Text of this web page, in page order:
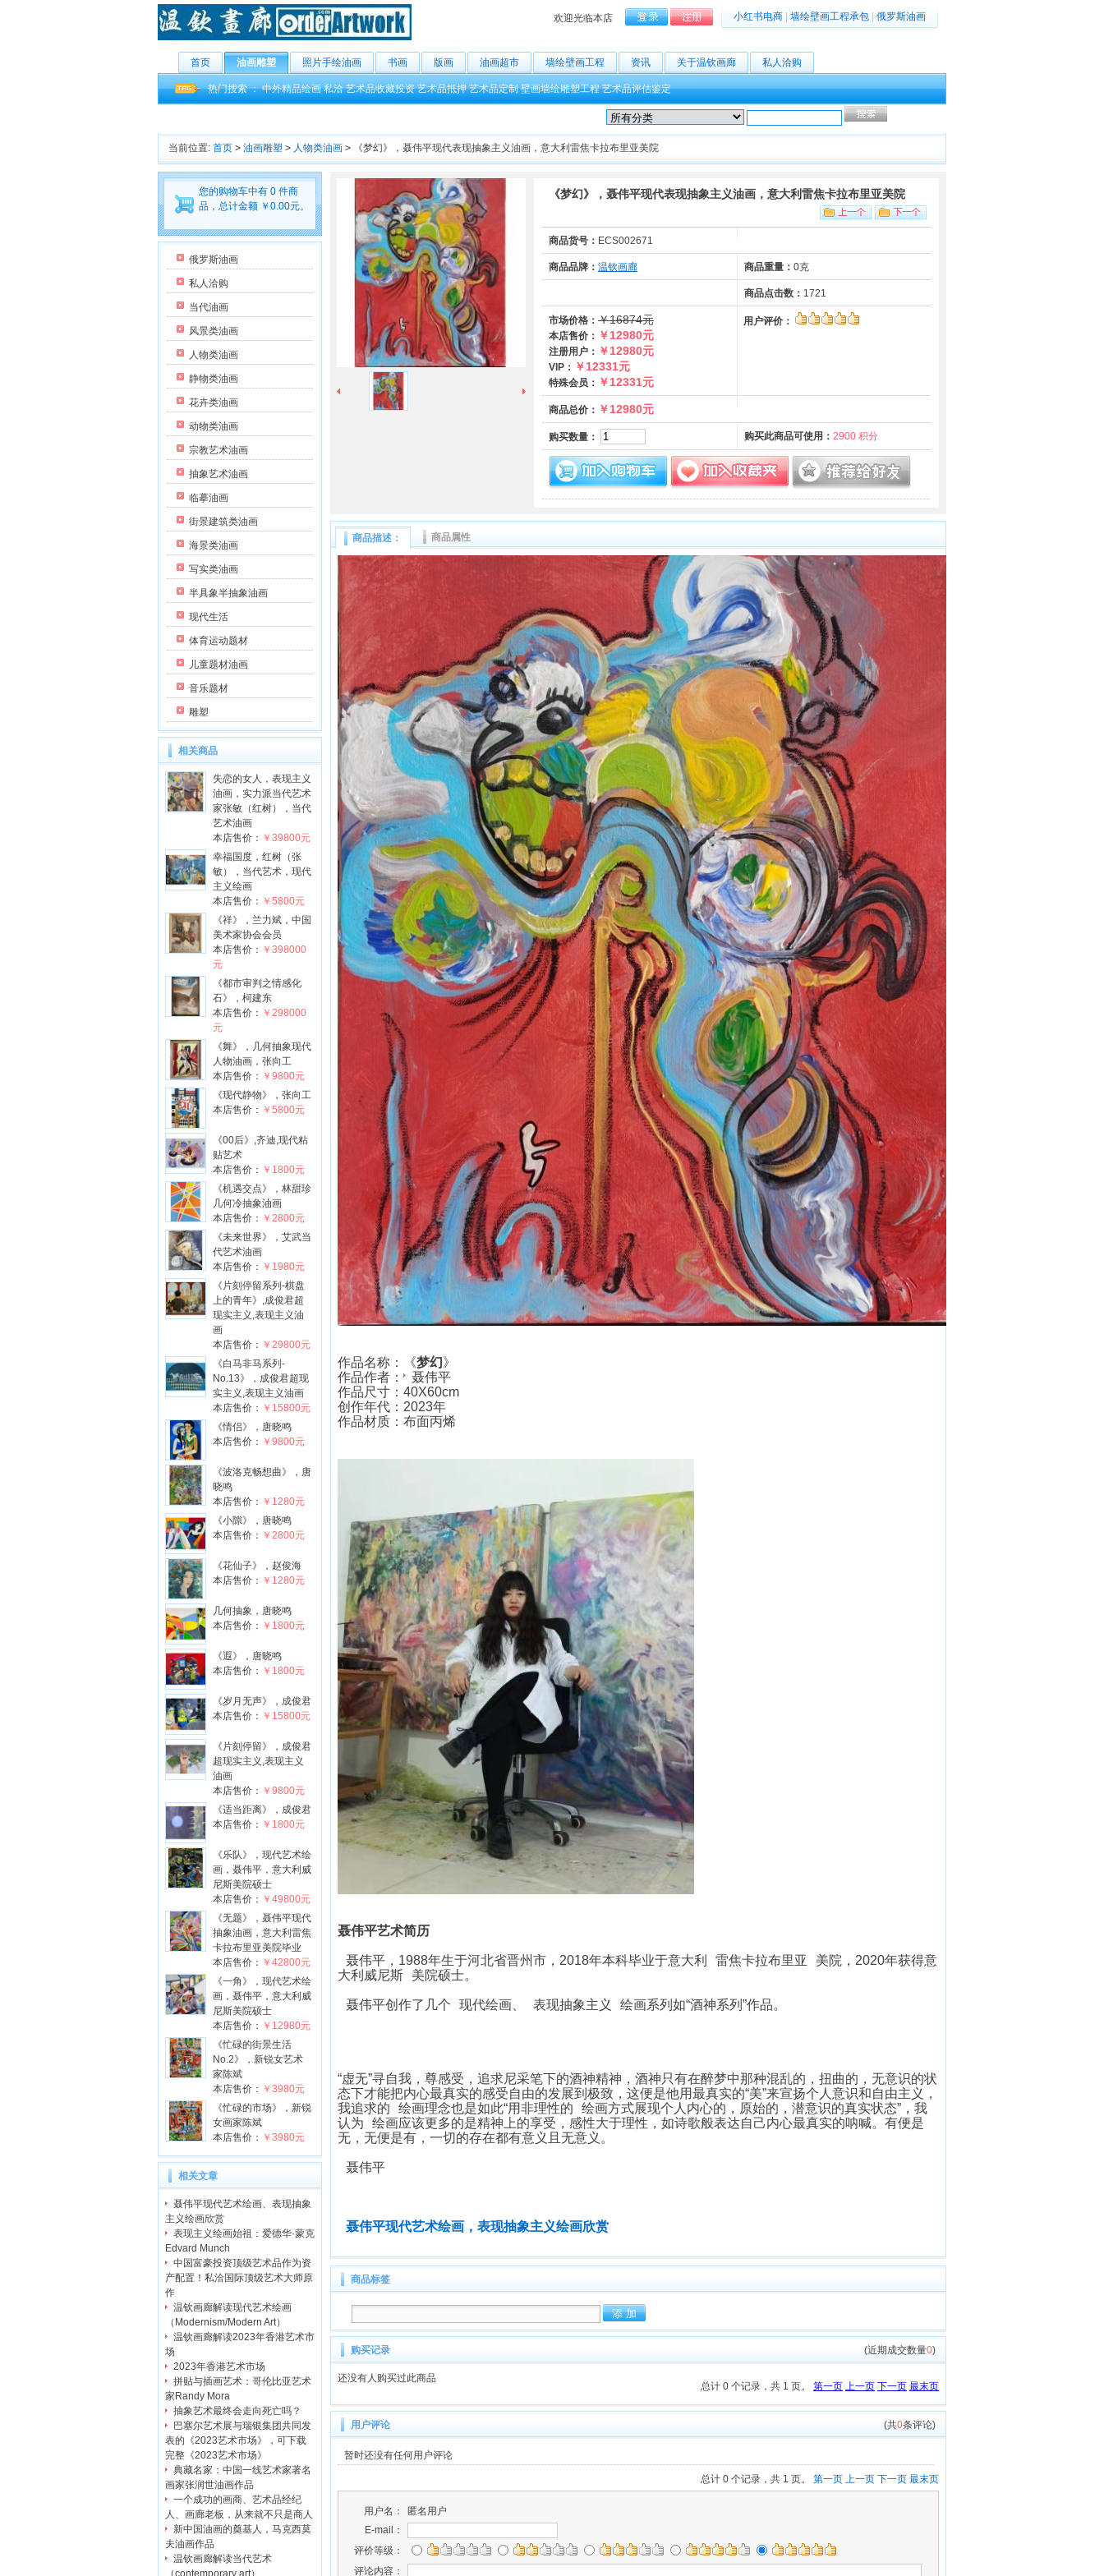
欢迎光临本店 小红书电商 墙绘壁画工程承包 俄罗斯油画
首页 油画雕塑 照片手绘油画 书画 版画 油画超市 墙绘壁画工程 资讯 关于温钦画廊 私人洽购
热门搜索 ：中外精品绘画 私洽 艺术品收藏投资 艺术品抵押 艺术品定制 壁画墙绘雕塑工程 艺术品评估鉴定
当前位置: 首页 > 油画雕塑 > 人物类油画 > 《梦幻》，聂伟平现代表现抽象主义油画，意大利雷焦卡拉布里亚美院
您的购物车中有 0 件商
品，总计金额 ￥0.00元。
俄罗斯油画
私人洽购
当代油画
风景类油画
人物类油画
静物类油画
花卉类油画
动物类油画
宗教艺术油画
抽象艺术油画
临摹油画
街景建筑类油画
海景类油画
写实类油画
半具象半抽象油画
现代生活
体育运动题材
儿童题材油画
音乐题材
雕塑
相关商品
失恋的女人，表现主义
油画，实力派当代艺术
家张敏（红树），当代
艺术油画
本店售价： ￥39800元
幸福国度，红树（张
敏），当代艺术，现代
主义绘画
本店售价： ￥5800元
《祥》，兰力斌，中国
美术家协会会员
本店售价： ￥398000
元
《都市审判之情感化
石》，柯建东
本店售价： ￥298000
元
《舞》，几何抽象现代
人物油画，张向工
本店售价： ￥9800元
《现代静物》，张向工
本店售价： ￥5800元
《00后》,齐迪,现代粘
贴艺术
本店售价： ￥1800元
《机遇交点》，林甜珍
几何冷抽象油画
本店售价： ￥2800元
《未来世界》，艾武当
代艺术油画
本店售价： ￥1980元
《片刻停留系列-棋盘
上的青年》,成俊君超
现实主义,表现主义油
画
本店售价： ￥29800元
《白马非马系列-
No.13》，成俊君超现
实主义,表现主义油画
本店售价： ￥15800元
《情侣》，唐晓鸣
本店售价： ￥9800元
《波洛克畅想曲》，唐
晓鸣
本店售价： ￥1280元
《小隙》，唐晓鸣
本店售价： ￥2800元
《花仙子》，赵俊海
本店售价： ￥1280元
几何抽象，唐晓鸣
本店售价： ￥1800元
《遐》，唐晓鸣
本店售价： ￥1800元
《岁月无声》，成俊君
本店售价： ￥15800元
《片刻停留》，成俊君
超现实主义,表现主义
油画
本店售价： ￥9800元
《适当距离》，成俊君
本店售价： ￥1800元
《乐队》，现代艺术绘
画，聂伟平，意大利威
尼斯美院硕士
本店售价： ￥49800元
《无题》，聂伟平现代
抽象油画，意大利雷焦
卡拉布里亚美院毕业
本店售价： ￥42800元
《一角》，现代艺术绘
画，聂伟平，意大利威
尼斯美院硕士
本店售价： ￥12980元
《忙碌的街景生活
No.2》，新锐女艺术
家陈斌
本店售价： ￥3980元
《忙碌的市场》，新锐
女画家陈斌
本店售价： ￥3980元
相关文章
聂伟平现代艺术绘画、表现抽象
主义绘画欣赏
表现主义绘画始祖：爱德华·蒙克
Edvard Munch
中国富豪投资顶级艺术品作为资
产配置！私洽国际顶级艺术大师原
作
温钦画廊解读现代艺术绘画
（Modernism/Modern Art）
温钦画廊解读2023年香港艺术市
场
2023年香港艺术市场
拼贴与插画艺术：哥伦比亚艺术
家Randy Mora
抽象艺术最终会走向死亡吗？
巴塞尔艺术展与瑞银集团共同发
表的《2023艺术市场》，可下载
完整《2023艺术市场》
典藏名家：中国一线艺术家著名
画家张润世油画作品
一个成功的画商、艺术品经纪
人、画廊老板，从来就不只是商人
新中国油画的奠基人，马克西莫
夫油画作品
温钦画廊解读当代艺术
（contemporary art）
《梦幻》，聂伟平现代表现抽象主义油画，意大利雷焦卡拉布里亚美院
商品货号： ECS002671
商品品牌： 温钦画廊 商品重量： 0克
商品点击数： 1721
市场价格： ￥16874元
本店售价： ￥12980元
注册用户： ￥12980元
VIP： ￥12331元
特殊会员： ￥12331元
用户评价：
商品总价： ￥12980元
购买数量： 购买此商品可使用： 2900 积分
商品描述： 商品属性
作品名称：《梦幻》
作品作者：
聂伟平
作品尺寸：40X60cm
创作年代：2023年
作品材质：布面丙烯
聂伟平艺术简历
聂伟平 ，1988年生于河北省晋州市，2018年本科毕业于意大利 雷焦卡拉布里亚 美院 ，2020年获得意
大利威尼斯
美院硕士。
聂伟平创作了几个 现代绘画 表现抽象主义 绘画系列如“酒神系列”作品。
“虚无”寻自我，尊感受，追求尼采笔下的酒神精神，酒神只有在醉梦中那种混乱的，扭曲的，无意识的状
态下才能把内心最真实的感受自由的发展到极致，这便是他用最真实的“美”来宣扬个人意识和自由主义，
我追求的
绘画理念也是如此“用非理性的 绘画方式展现个人内心的，原始的，潜意识的真实状态”，我
认为
绘画应该更多的是精神上的享受，感性大于理性，如诗歌般表达自己内心最真实的呐喊。有便是
无，无便是有，一切的存在都有意义且无意义。
聂伟平
聂伟平现代艺术绘画，表现抽象主义绘画欣赏
商品标签
购买记录 (近期成交数量0)
还没有人购买过此商品
总计 0 个记录，共 1 页。 第一页 上一页 下一页 最末页
用户评论 (共0条评论)
暂时还没有任何用户评论
总计 0 个记录，共 1 页。 第一页 上一页 下一页 最末页
用户名：
匿名用户
E-mail：
评价等级：
评论内容：